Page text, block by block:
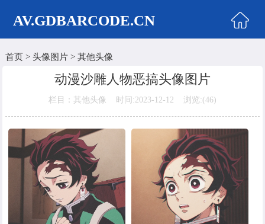
AV.GDBARCODE.CN
首页
两性商城
女生头像
美女头像
男生头像
明星头像
首页> 头像图片> 其他头像
动漫沙雕人物恶搞头像图片
栏目：其他头像 时间:2023-12-12 浏览:(46)